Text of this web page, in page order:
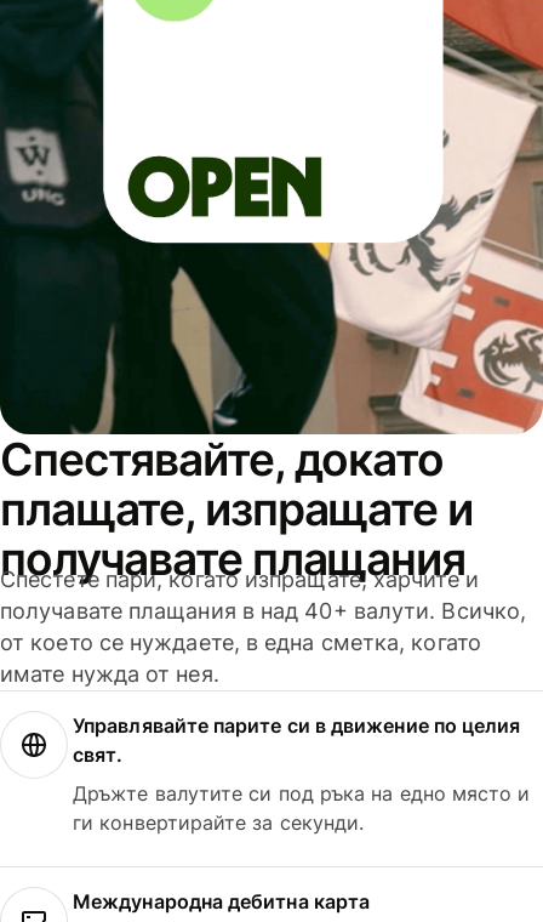
Спестявайте, докато
плащате, изпращате и
получавате плащания
Спестете пари, когато изпращате, харчите и
получавате плащания в над 40+ валути. Всичко,
от което се нуждаете, в една сметка, когато
имате нужда от нея.
Управлявайте парите си в движение по целия
свят.
Дръжте валутите си под ръка на едно място и
ги конвертирайте за секунди.
Международна дебитна карта